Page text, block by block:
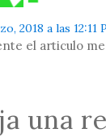
2018 a las 12:11
el articulo
una